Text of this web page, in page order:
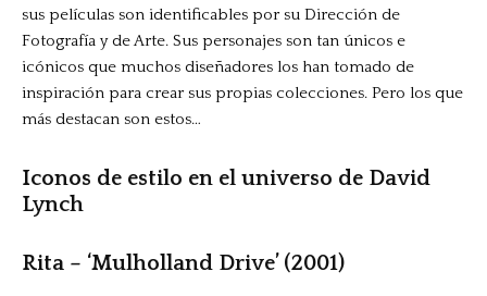
sus películas son identificables por su Dirección de
Fotografía y de Arte. Sus personajes son tan únicos e
icónicos que muchos diseñadores los han tomado de
inspiración para crear sus propias colecciones. Pero los que
más destacan son estos…
Iconos de estilo en el universo de David
Lynch
Rita – ‘Mulholland Drive’ (2001)